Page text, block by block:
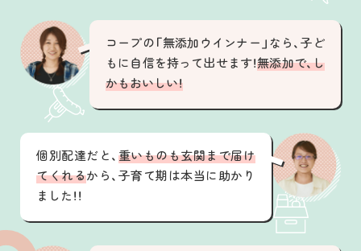
コープの「無添加ウインナー」なら、子ど
もに自信を持って出せます！無添加で、し
かもおいしい！
個別配達だと、 重いものも玄関まで届け
てくれるから、子育て期は本当に助かり
ました！！